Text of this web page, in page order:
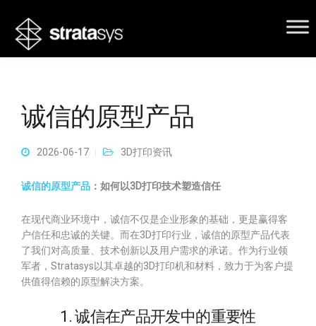
诚信的原型产品
2026-06-17 3D打印资讯
诚信的原型产品 ：如何以3D打印技术塑造信任
在现代商业环境中，诚信不仅是企业形象的基础，更是赢得客
户信任和忠诚的关键。而在3D打印行业，诚信的原型产品代表
了我们对高质量、技术创新以及用户需求的承诺。作为行业领
军者，Stratasys以其卓越的3D打印机和材料，致力于为客户提
供值得信赖的原型解决方案。
1. 诚信在产品开发中的重要性